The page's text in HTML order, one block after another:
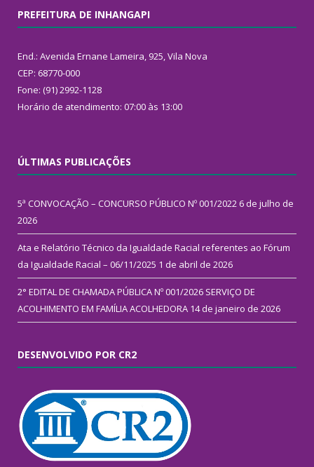
PREFEITURA DE INHANGAPI
End.: Avenida Ernane Lameira, 925, Vila Nova
CEP: 68770-000
Fone: (91) 2992-1128
Horário de atendimento: 07:00 às 13:00
ÚLTIMAS PUBLICAÇÕES
5ª CONVOCAÇÃO – CONCURSO PÚBLICO Nº 001/2022 6 de julho de
2026
Ata e Relatório Técnico da Igualdade Racial referentes ao Fórum
da Igualdade Racial – 06/11/2025 1 de abril de 2026
2° EDITAL DE CHAMADA PÚBLICA Nº 001/2026 SERVIÇO DE
ACOLHIMENTO EM FAMÍLIA ACOLHEDORA 14 de janeiro de 2026
DESENVOLVIDO POR CR2